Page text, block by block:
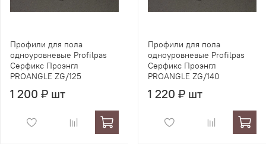
Профили для пола
одноуровневые Profilpas
Серфикс Проэнгл
PROANGLE ZG/125
1 200 ₽ шт
Профили для пола
одноуровневые Profilpas
Серфикс Проэнгл
PROANGLE ZG/140
1 220 ₽ шт